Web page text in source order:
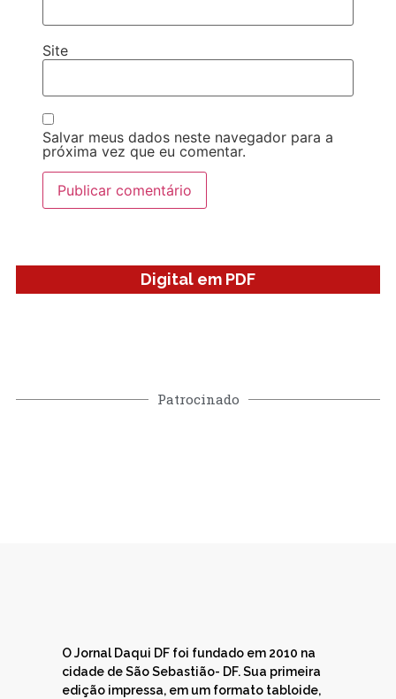
Site
Salvar meus dados neste navegador para a
próxima vez que eu comentar.
Digital em PDF
Patrocinado
O Jornal Daqui DF foi fundado em 2010 na
cidade de São Sebastião- DF. Sua primeira
edição impressa, em um formato tabloide,